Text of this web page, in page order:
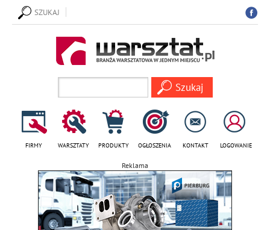
SZUKAJ
FIRMY WARSZTATY PRODUKTY OGŁOSZENIA KONTAKT LOGOWANIE
Reklama